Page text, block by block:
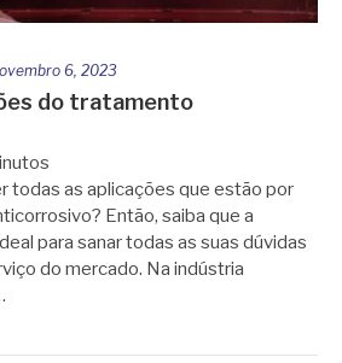
6, 2023
do tratamento
todas as aplicações que estão por
Então, saiba que a
para sanar todas as suas dúvidas
do mercado. Na indústria